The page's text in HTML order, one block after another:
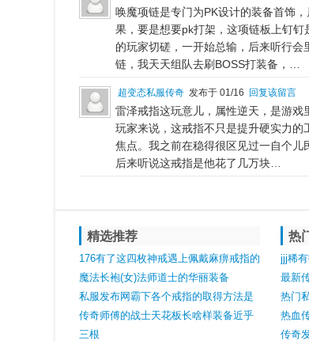
唤魔项链是专门为PK设计的装备首饰
果，要是想要pk打架，这项链板上钉
的玩家切磋，一开始总输，后来听行
链，我天天组队去刷BOSS打装备，…
超变态私服传奇 发布于 01/16 回复该留言
雷泽戒指这玩意儿，属性逆天，是游
玩家来说，这戒指不只是提升硬实力
焦点。我之前在稳得很区见过一自个儿
后来听说这戒指是他花了几万块…
精选推荐
176有了这四枚神戒遇上佩戴麻痹戒指的
战士信心满满
魔法长袍(女)法师道士的华丽装备
私服发布网霸下各个戒指的取得方法是
甚么
传奇师傅的战士天花板长啥样装备近乎
完美记忆项链太强了
三根
热
jjj稀
够买
最新
重盔
热门
热血
少损
传奇